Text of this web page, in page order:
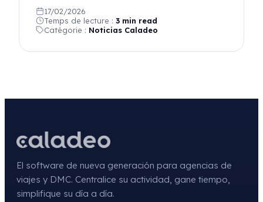
17/02/2026
Temps de lecture : 3 min read
Catégorie : Noticias Caladeo
El software de nueva generación para agencias de
viajes y DMC. Centralice su actividad, gane tiempo,
simplifique su día a día.